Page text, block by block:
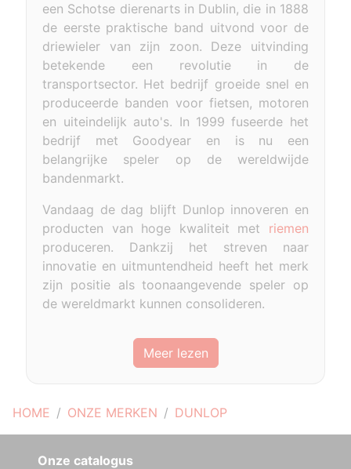
HOME ONZE MERKEN DUNLOP
een Schotse dierenarts in Dublin, die in 1888
de eerste praktische band uitvond voor de
driewieler van zijn zoon. Deze uitvinding
betekende een revolutie in de
transportsector. Het bedrijf groeide snel en
produceerde banden voor fietsen, motoren
en uiteindelijk auto's. In 1999 fuseerde het
bedrijf met Goodyear en is nu een
belangrijke speler op de wereldwijde
bandenmarkt.
Vandaag de dag blijft Dunlop innoveren en
producten van hoge kwaliteit met riemen
produceren. Dankzij het streven naar
innovatie en uitmuntendheid heeft het merk
zijn positie als toonaangevende speler op
de wereldmarkt kunnen consolideren.
Meer lezen
Onze catalogus